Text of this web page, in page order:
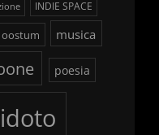
INDIE SPACE
musica
poesia